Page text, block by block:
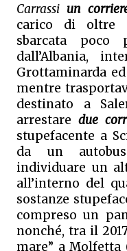
Carrassi un
carico di oltre
sbarcata
dall’Albania,
Grottaminarda
mentre
destinato a
arrestare due
stupefacente a
da un
individuare un
all’interno del
sostanze
compreso un
nonché, tra il
mare” a Molfetta